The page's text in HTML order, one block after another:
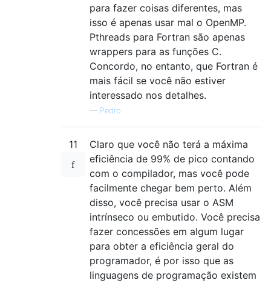
para fazer coisas diferentes, mas
isso é apenas usar mal o OpenMP.
Pthreads para Fortran são apenas
wrappers para as funções C.
Concordo, no entanto, que Fortran é
mais fácil se você não estiver
interessado nos detalhes.
— Pedro
11
Claro que você não terá a máxima
eficiência de 99% de pico contando
com o compilador, mas você pode
facilmente chegar bem perto. Além
disso, você precisa usar o ASM
intrínseco ou embutido. Você precisa
fazer concessões em algum lugar
para obter a eficiência geral do
programador, é por isso que as
linguagens de programação existem